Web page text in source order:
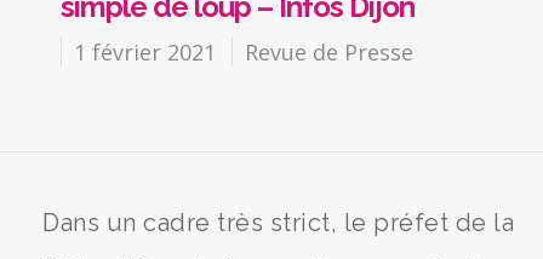
1 février 2021 Revue de Presse
Dans un cadre très strict, le préfet de la